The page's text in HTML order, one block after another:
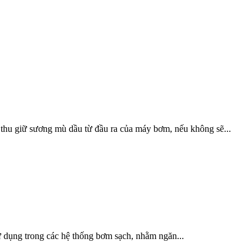
giữ sương mù dầu từ đầu ra của máy bơm, nếu không sẽ...
trong các hệ thống bơm sạch, nhằm ngăn...